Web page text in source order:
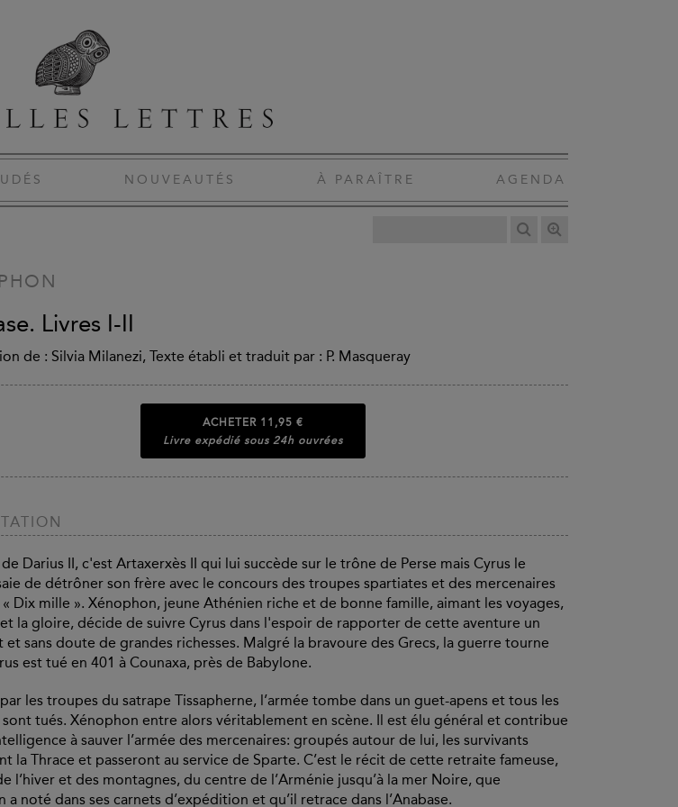
NOUVEAUTÉS À PARAÎTRE AGENDA
Livres I-II
de : Silvia Milanezi, Texte établi et traduit par : P. Masqueray
ACHETER 11,95 €
Livre expédié sous 24h ouvrées
Darius II, c'est Artaxerxès II qui lui succède sur le trône de Perse mais Cyrus le
de détrôner son frère avec le concours des troupes spartiates et des mercenaires
« Dix mille ». Xénophon, jeune Athénien riche et de bonne famille, aimant les voyages,
la gloire, décide de suivre Cyrus dans l'espoir de rapporter de cette aventure un
et sans doute de grandes richesses. Malgré la bravoure des Grecs, la guerre tourne
est tué en 401 à Counaxa, près de Babylone.
les troupes du satrape Tissapherne, l’armée tombe dans un guet-apens et tous les
tués. Xénophon entre alors véritablement en scène. Il est élu général et contribue
à sauver l’armée des mercenaires: groupés autour de lui, les survivants
la Thrace et passeront au service de Sparte. C’est le récit de cette retraite fameuse,
l’hiver et des montagnes, du centre de l’Arménie jusqu’à la mer Noire, que
a noté dans ses carnets d’expédition et qu’il retrace dans l’Anabase.